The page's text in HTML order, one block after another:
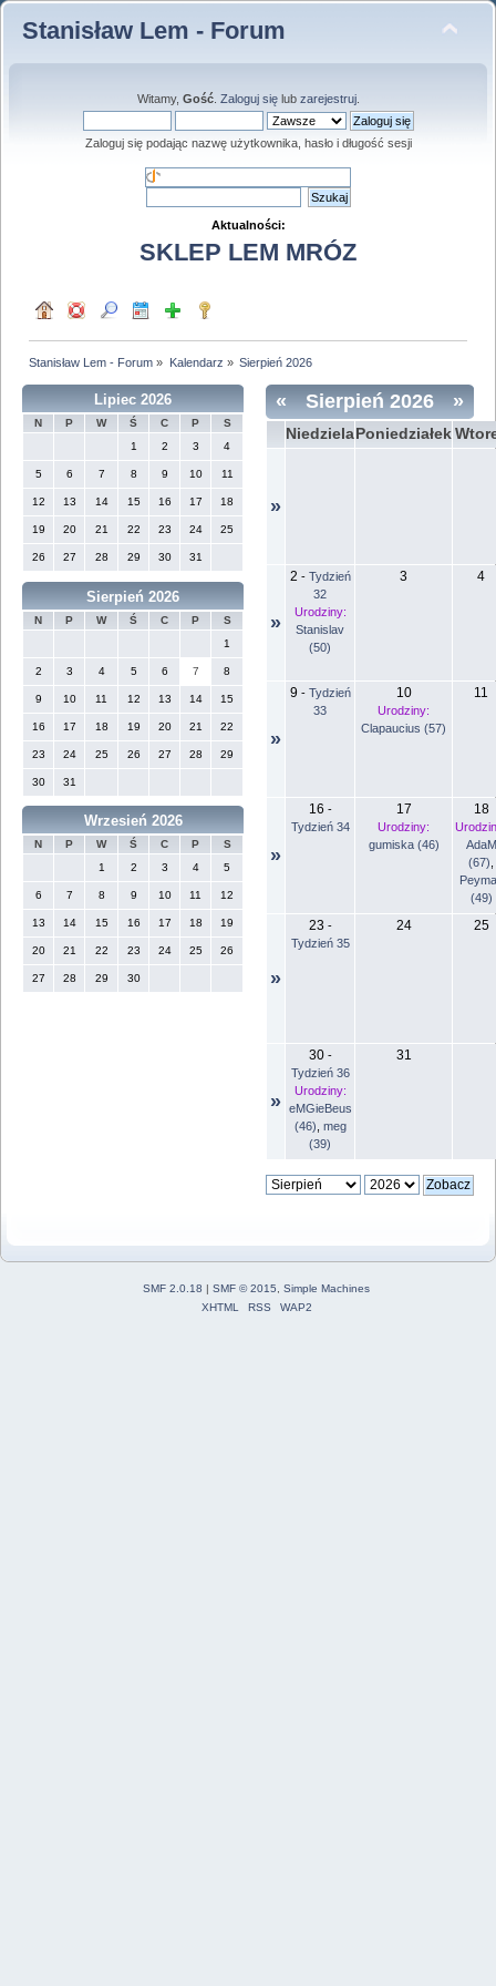
Stanisław Lem - Forum
Witamy, Gość. Zaloguj sięlub zarejestruj.
Zaloguj się podając nazwę użytkownika, hasło i długość sesji
Aktualności:
SKLEP LEM MRÓZ
Stanisław Lem - Forum » Kalendarz » Sierpień 2026
Lipiec 2026
N P W Ś C P
S
1
2 3 4
5 6 7 8 9 10 11
12 13 14 15 16 17 18
19 20 21 22 23 24 25
26 27 28 29 30 31
Sierpień 2026
N P W Ś C P
S
1
2 3 4 5 6 7 8
9 10 11 12 13 14 15
16 17 18 19 20 21 22
23 24 25 26 27 28 29
30 31
Wrzesień 2026
N P W Ś C P
S
1
2 3 4 5
6 7 8 9 10 11 12
13 14 15 16 17 18 19
20 21 22 23 24 25 26
27 28 29 30
« »
Sierpień 2026
Niedziela Poniedziałek
»
»
2 - Tydzień
32
Urodziny:
Stanislav
(50)
3 4
»
9 - Tydzień
33
10
Urodziny:
Clapaucius (57)
11
»
16 -
Tydzień 34
17
Urodziny:
gumiska (46)
18
AdaM
(67)
(49)
»
23 -
Tydzień 35
24 25
»
30-
Tydzień 36
Urodziny:
eMGieBeus
(46) meg
(39)
31
SMF 2.0.18 | SMF © 2015
Simple Machines
XHTML
RSS WAP2